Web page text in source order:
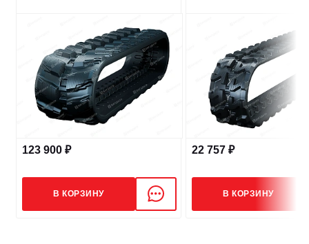
123 900 ₽
В КОРЗИНУ
22 757 ₽
В КОРЗИНУ